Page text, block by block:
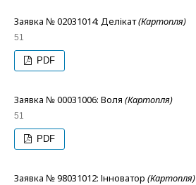
Заявка № 02031014: Делікат(Картопля)
51
PDF
Заявка № 00031006: Воля (Картопля)
51
PDF
Заявка № 98031012: Інноватор (Картопля)